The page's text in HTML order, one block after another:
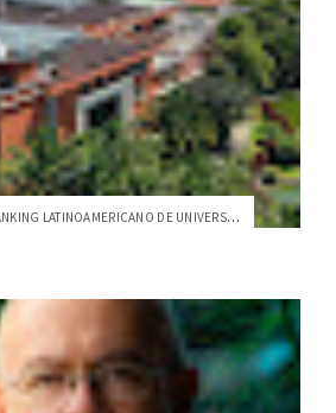
QS PUBLICA EL RANKING LATINOAMERICANO DE UNIVERSIDADES 2023